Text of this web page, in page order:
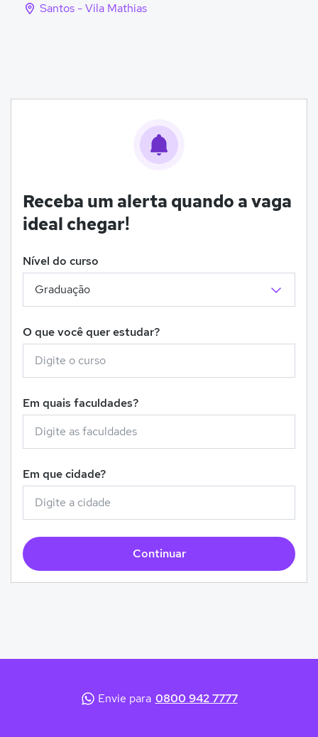
Santos - Vila Mathias
Receba um alerta quando a vaga
ideal chegar!
Nível do curso
O que você quer estudar?
Em quais faculdades?
Em que cidade?
Continuar
Envie para 0800 942 7777